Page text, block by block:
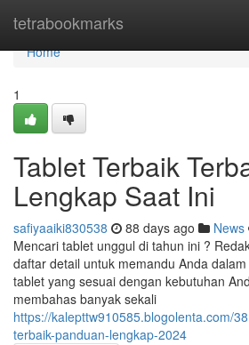
tetrabookmarks
Home
Home
1
Tablet Terbaik
Lengkap Saat Ini
safiyaaiki830538 88 days ago News
Mencari tablet unggul di tahun ini ?
daftar detail untuk memandu Anda
tablet yang sesuai dengan kebutuhan
membahas banyak sekali
https://kalepttw910585.blogolenta.com/
terbaik-panduan-lengkap-2024